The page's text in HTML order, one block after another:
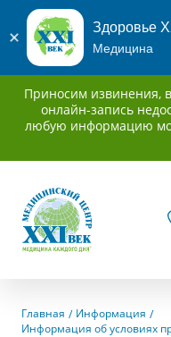
Здоровье
Медицина
Приносим извинения,
онлайн-запись
любую информацию
Главная
Информация
Информация об условиях